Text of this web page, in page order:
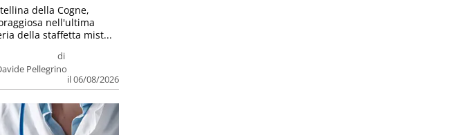
di
Pellegrino
il 06/08/2026
della Cogne,
nell'ultima
della staffetta mist...